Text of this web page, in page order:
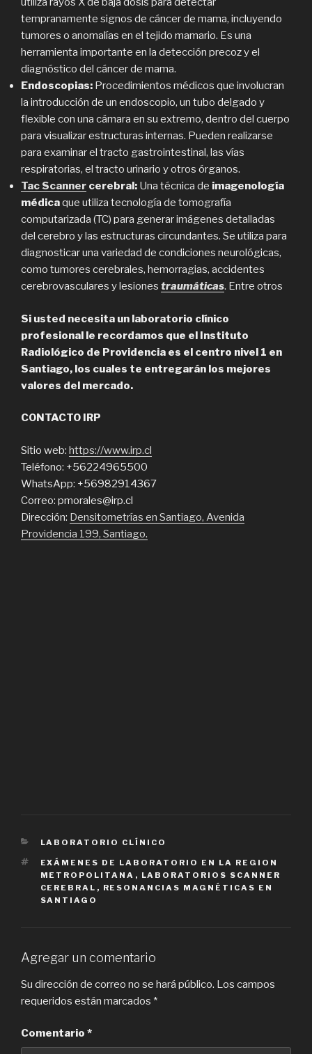
tempranamente signos de cáncer de mama, incluyendo
tumores o anomalías en el tejido mamario. Es una
herramienta importante en la detección precoz y el
diagnóstico del cáncer de mama.
Endoscopias: Procedimientos médicos que involucran
la introducción de un endoscopio, un tubo delgado y
flexible con una cámara en su extremo, dentro del cuerpo
para visualizar estructuras internas. Pueden realizarse
para examinar el tracto gastrointestinal, las vías
respiratorias, el tracto urinario y otros órganos.
Tac Scanner cerebral: Una técnica de imagenología
médicaque utiliza tecnología de tomografía
computarizada (TC) para generar imágenes detalladas
del cerebro y las estructuras circundantes. Se utiliza para
diagnosticar una variedad de condiciones neurológicas,
como tumores cerebrales, hemorragias, accidentes
cerebrovasculares y lesiones traumáticas. Entre otros
Si usted necesita un laboratorio clínico
profesional le recordamos que el Instituto
Radiológico de Providencia es el centro nivel 1 en
Santiago, los cuales te entregarán los mejores
valores del mercado.
CONTACTO IRP
Sitio web: https://www.irp.cl
Teléfono: +56224965500
WhatsApp: +56982914367
Correo: pmorales@irp.cl
Dirección: Densitometrías en Santiago, Avenida
Providencia 199, Santiago.
CATEGORIES
LABORATORIO CLÍNICO
TAGS
EXÁMENES DE LABORATORIO EN LA REGION
METROPOLITANA , LABORATORIOS SCANNER
CEREBRAL , RESONANCIAS MAGNÉTICAS EN
SANTIAGO
Agregar un comentario
Su dirección de correo no se hará público. Los campos
requeridos están marcados *
Comentario *